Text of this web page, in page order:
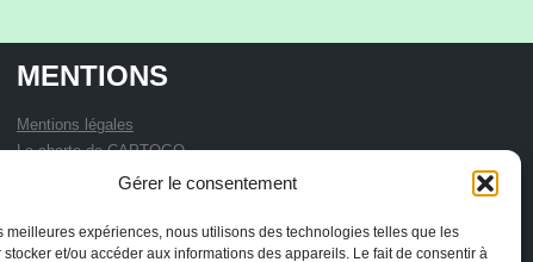
Gérer le consentement
meilleures expériences, nous utilisons des technologies telles que les
et/ou accéder aux informations des appareils. Le fait de consentir à
MENTIONS
Mentions légales
La charte de CAPTOGO
Statuts de l'association